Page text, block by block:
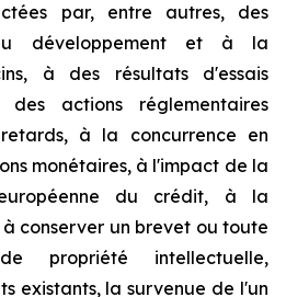
par, entre autres, des
développement et à la
à des résultats d'essais
des actions réglementaires
à la concurrence en
monétaires, à l'impact de la
du crédit, à la
conserver un brevet ou toute
propriété intellectuelle,
existants, la survenue de l'un